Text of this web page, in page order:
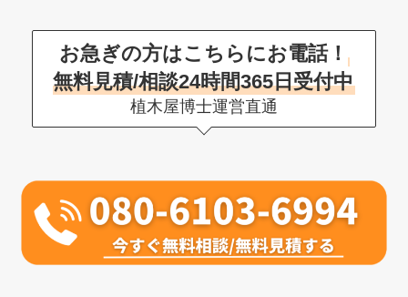
お急ぎの方はこちらにお電話！
無料見積/相談24時間365日受付中
植木屋博士運営直通